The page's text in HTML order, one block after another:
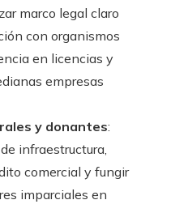
marco legal claro
con organismos
en licencias y
empresas
y donantes:
infraestructura,
comercial y fungir
imparciales en